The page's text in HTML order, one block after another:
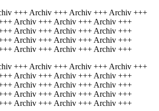
+++ Archiv +++ Archiv +++ Archiv +++
Archiv +++ Archiv +++ Archiv +++
Archiv +++ Archiv +++ Archiv +++
Archiv +++ Archiv +++ Archiv +++
Archiv +++ Archiv +++ Archiv +++
+++ Archiv +++ Archiv +++ Archiv +++
Archiv +++ Archiv +++ Archiv +++
Archiv +++ Archiv +++ Archiv +++
Archiv +++ Archiv +++ Archiv +++
Archiv +++ Archiv +++ Archiv +++